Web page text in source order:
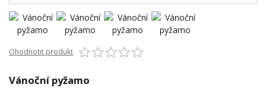
Ohodnotit produkt
Vánoční pyžamo